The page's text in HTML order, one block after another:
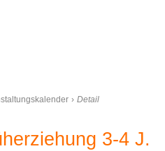
Detail
3-4 J.